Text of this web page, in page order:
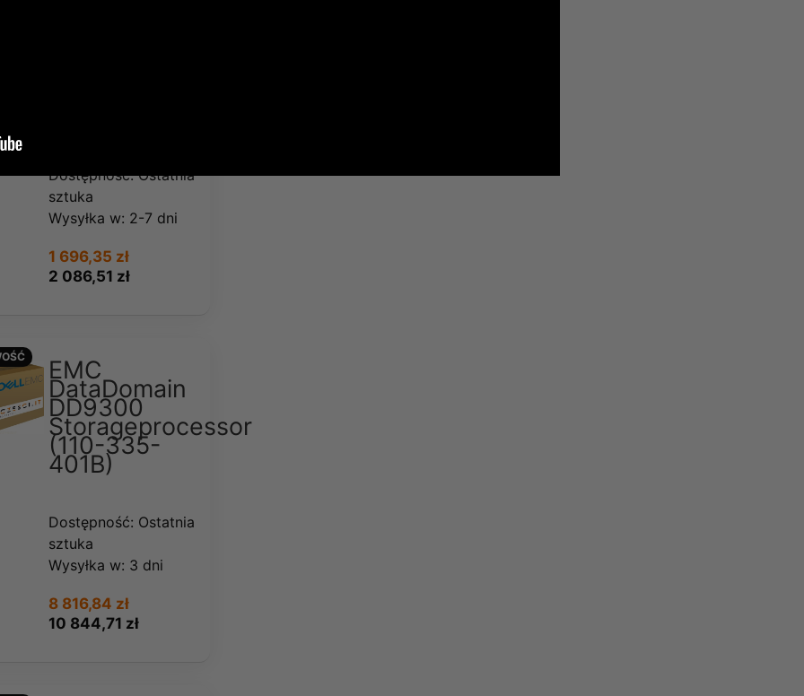
Dostępność: Ostatnia
sztuka
Wysyłka w: 2-7 dni
2 086,51 zł
1 696,35 zł
EMC
DataDomain
DD9300
Storageprocessor
(110-335-
401B)
Dostępność: Ostatnia
sztuka
Wysyłka w: 3 dni
10 844,71 zł
8 816,84 zł